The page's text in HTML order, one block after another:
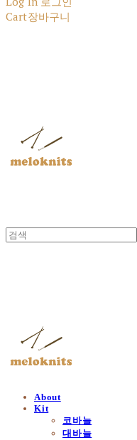
Cart장바구니
About
Kit
코바늘
대바늘